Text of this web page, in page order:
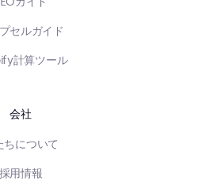
セルガイド
計算ツール
会社
ちについて
採用情報